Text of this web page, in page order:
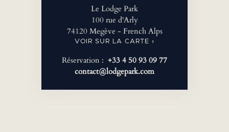
Le Lodge Park
100 rue d'Arly
74120 Megève - French Alps
VOIR SUR LA CARTE ›
Réservation : +33 4 50 93 09 77
contact@lodgepark.com